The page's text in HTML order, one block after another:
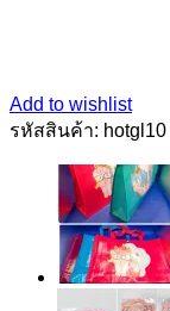
Add to wishlist
รหัสสินค้า: hotgl10